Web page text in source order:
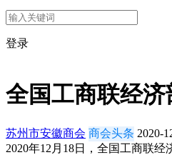
登录
全国工商联经
苏州市安徽商会 商会头条 2020-
​2020年12月18日，全国工商联